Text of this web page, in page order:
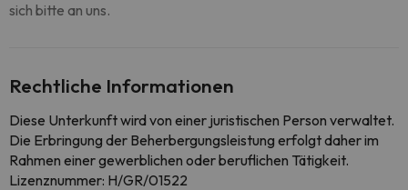
sich bitte an uns.
Rechtliche Informationen
Diese Unterkunft wird von einer juristischen Person verwaltet.
Die Erbringung der Beherbergungsleistung erfolgt daher im
Rahmen einer gewerblichen oder beruflichen Tätigkeit.
Lizenznummer: H/GR/01522